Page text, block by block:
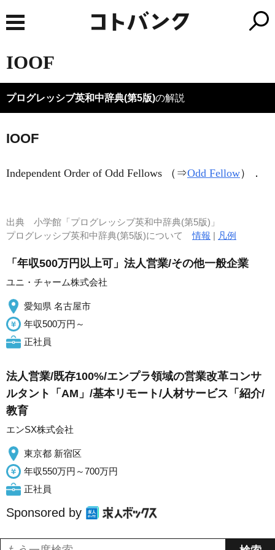
IOOF
プログレッシブ英和中辞典(第5版)の解説
IOOF
Independent Order of Odd Fellows （⇒Odd Fellow） ．
出典 小学館「プログレッシブ英和中辞典(第5版)」
プログレッシブ英和中辞典(第5版)について情報 | 凡例
「年収500万円以上可」法人営業/その他一般企業
ユニ・チャーム株式会社
愛知県 名古屋市
年収500万円～
正社員
法人営業/既存100%/エンプラ領域の営業改革コンサ
ルタント「AM」/基本リモート/人材サービス「紹介/
教育
エンSX株式会社
東京都 新宿区
年収550万円～700万円
正社員
Sponsored by